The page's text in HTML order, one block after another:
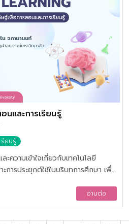
และการเรียนรู้
ยนรู้
ความเข้าใจเกี่ยวกับเทคโนโลยี
ารประยุกต์ใช้ในบริบทการศึกษา เพื่อ
บคลุมการใช้ Large Language
AI ในการออกแบบการเรียนรู้
อ่านต่อ